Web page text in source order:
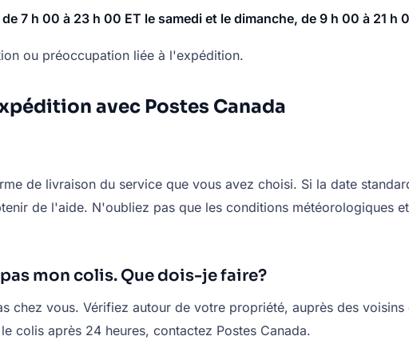
7 h 00 à 23 h 00 ET le samedi et le dimanche, de 9 h 00 à 21 h
ou préoccupation liée à l'expédition.
avec Postes Canada
de livraison du service que vous avez choisi. Si la date
de l'aide. N'oubliez pas que les conditions météorologiques
mon colis. Que dois-je faire?
chez vous. Vérifiez autour de votre propriété, auprès des
colis après 24 heures, contactez Postes Canada.